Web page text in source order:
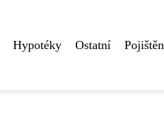
Hypotéky Ostatní